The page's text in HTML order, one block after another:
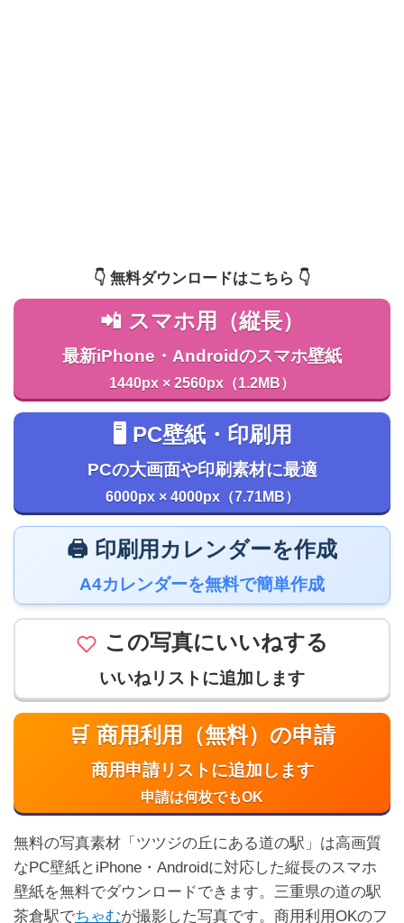
👇️ 無料ダウンロードはこちら 👇️
📲 スマホ用（縦長）
最新iPhone・Androidのスマホ壁紙
1440px × 2560px（1.2MB）
🖥️ PC壁紙・印刷用
PCの大画面や印刷素材に最適
6000px × 4000px（7.71MB）
🖨️ 印刷用カレンダーを作成
A4カレンダーを無料で簡単作成
この写真にいいねする
いいねリストに追加します
🛒 商用利用（無料）の申請
商用申請リストに追加します
申請は何枚でもOK
無料の写真素材「ツツジの丘にある道の駅」は高画質
なPC壁紙とiPhone・Androidに対応した縦長のスマホ
壁紙を無料でダウンロードできます。三重県の道の駅
茶倉駅でちゃむが撮影した写真です。商用利用OKのフ